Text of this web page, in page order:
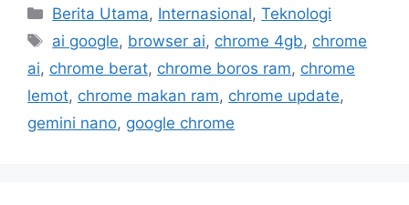
C
a
e
g
o
Berita Utama, Internasional,Teknologi
T
a
s
ai google, browser ai, chrome 4gb, chrome
ai, chrome berat, chrome boros ram, chrome
lemot, chrome makan ram, chrome update,
gemini nano, google chrome